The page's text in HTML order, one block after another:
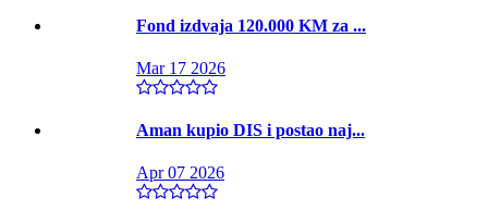
Fond izdvaja 120.000 KM za ...
Mar 17 2026
Aman kupio DIS i postao naj...
Apr 07 2026